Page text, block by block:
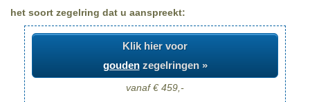
het soort zegelring dat u aanspreekt:
Klik hier voor
goudenzegelringen »
vanaf € 459,-